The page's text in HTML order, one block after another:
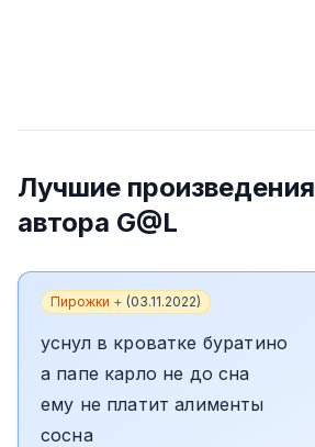
Лучшие произведения
автора G@L
Пирожки + (03.11.2022)
уснул в кроватке буратино
а папе карло не до сна
ему не платит алименты
сосна